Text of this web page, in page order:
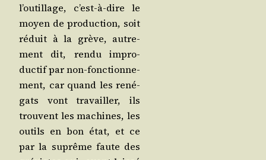
l’outillage, c’est-à-dire le
moyen de pro­duc­tion, soit
réduit à la grève, autre­
ment dit, ren­du impro­
duc­tif par non-fonc­tion­ne­
ment, car quand les rené­
gats vont tra­vailler, ils
trouvent les machines, les
outils en bon état, et ce
par la suprême faute des